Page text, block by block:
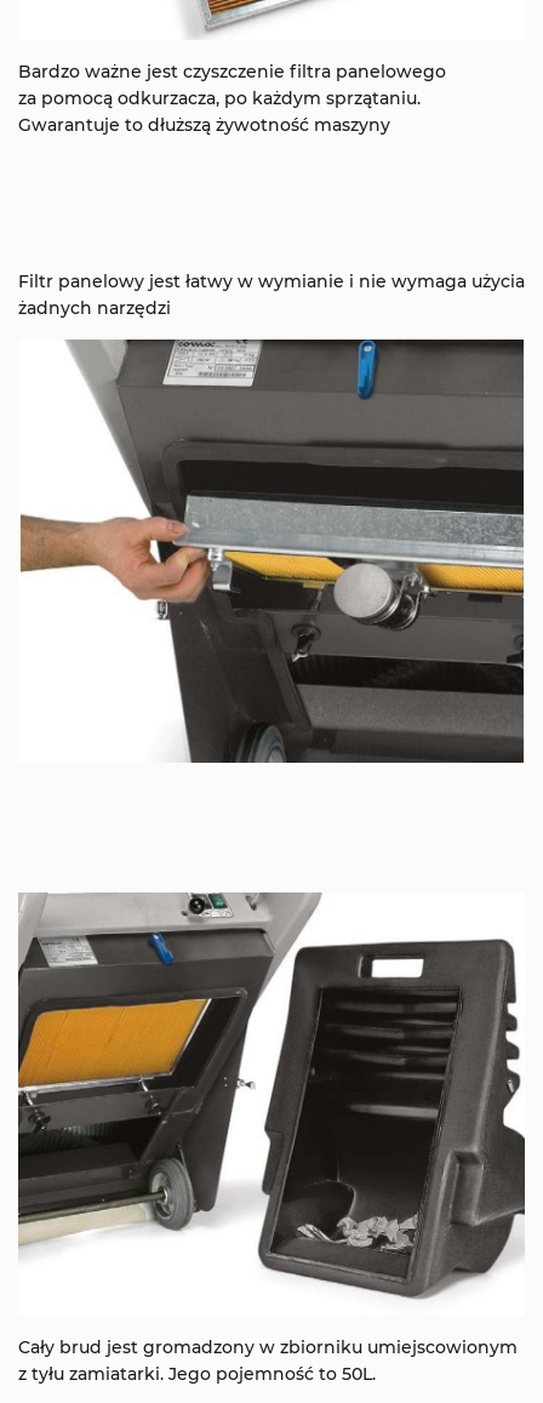
Bardzo ważne jest czyszczenie filtra panelowego
za pomocą odkurzacza, po każdym sprzątaniu.
Gwarantuje to dłuższą żywotność maszyny
Filtr panelowy jest łatwy w wymianie i nie wymaga użycia
żadnych narzędzi
Cały brud jest gromadzony w zbiorniku umiejscowionym
z tyłu zamiatarki. Jego pojemność to 50L.